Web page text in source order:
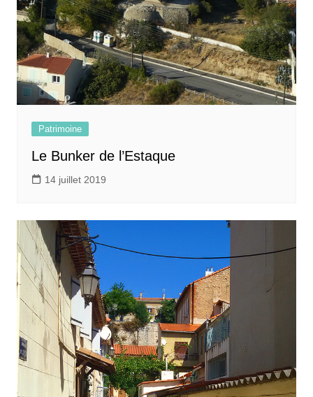
Patrimoine
Le Bunker de l’Estaque
14 juillet 2019